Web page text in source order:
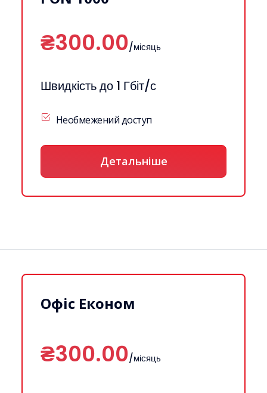
₴300.00/місяць
Швидкість до 1 Гбіт/с
Необмежений доступ
Детальніше
Офіс Економ
₴300.00/місяць